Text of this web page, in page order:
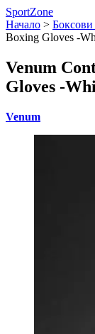
SportZone
Начало >
Boxing Gloves -
Venum
Gloves -
Venum